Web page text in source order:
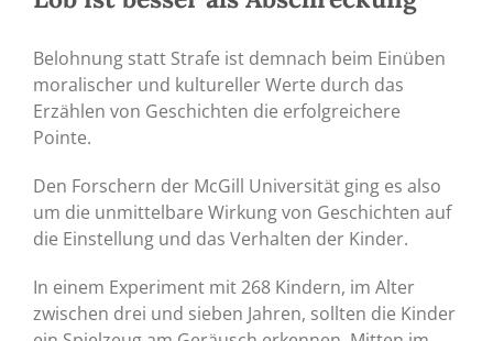
Belohnung statt Strafe ist demnach beim Einüben
moralischer und kultureller Werte durch das
Erzählen von Geschichten die erfolgreichere
Pointe.
Den Forschern der McGill Universität ging es also
um die unmittelbare Wirkung von Geschichten auf
die Einstellung und das Verhalten der Kinder.
In einem Experiment mit 268 Kindern, im Alter
zwischen drei und sieben Jahren, sollten die Kinder